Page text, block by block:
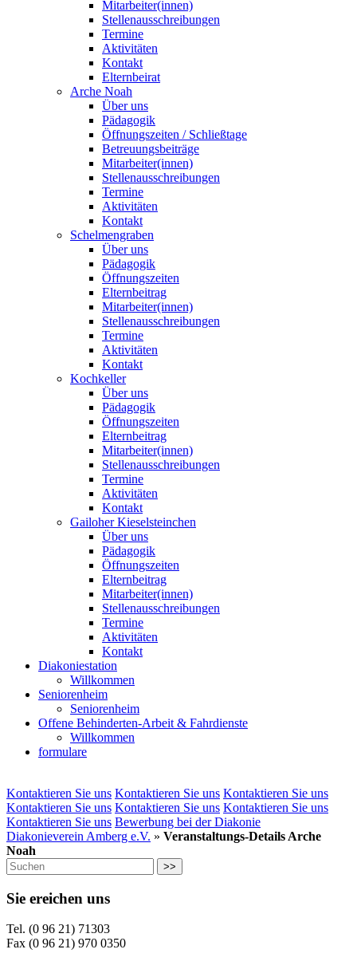
Mitarbeiter(innen)
Stellenausschreibungen
Termine
Aktivitäten
Kontakt
Elternbeirat
Arche Noah
Über uns
Pädagogik
Öffnungszeiten / Schließtage
Betreuungsbeiträge
Mitarbeiter(innen)
Stellenausschreibungen
Termine
Aktivitäten
Kontakt
Schelmengraben
Über uns
Pädagogik
Öffnungszeiten
Elternbeitrag
Mitarbeiter(innen)
Stellenausschreibungen
Termine
Aktivitäten
Kontakt
Kochkeller
Über uns
Pädagogik
Öffnungszeiten
Elternbeitrag
Mitarbeiter(innen)
Stellenausschreibungen
Termine
Aktivitäten
Kontakt
Gailoher Kieselsteinchen
Über uns
Pädagogik
Öffnungszeiten
Elternbeitrag
Mitarbeiter(innen)
Stellenausschreibungen
Termine
Aktivitäten
Kontakt
Diakoniestation
Willkommen
Seniorenheim
Seniorenheim
Offene Behinderten-Arbeit & Fahrdienste
Willkommen
formulare
Kontaktieren Sie uns Kontaktieren Sie uns Kontaktieren Sie uns
Kontaktieren Sie uns Kontaktieren Sie uns Kontaktieren Sie uns
Kontaktieren Sie uns Bewerbung bei der Diakonie
Diakonieverein Amberg e.V. » Veranstaltungs-Details Arche
Noah
>>
Sie ereichen uns
Tel. (0 96 21) 71303
Fax (0 96 21) 970 0350